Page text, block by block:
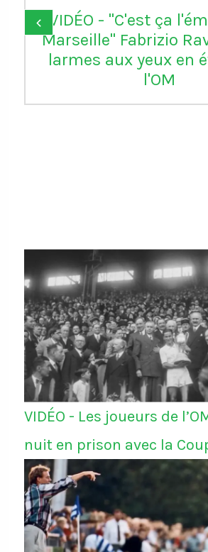
VIDÉO - "C'est ça
Marseille" Fabrizio
larmes aux yeux en
l'OM
‹
VIDÉO - Les joueurs de
nuit en prison avec la